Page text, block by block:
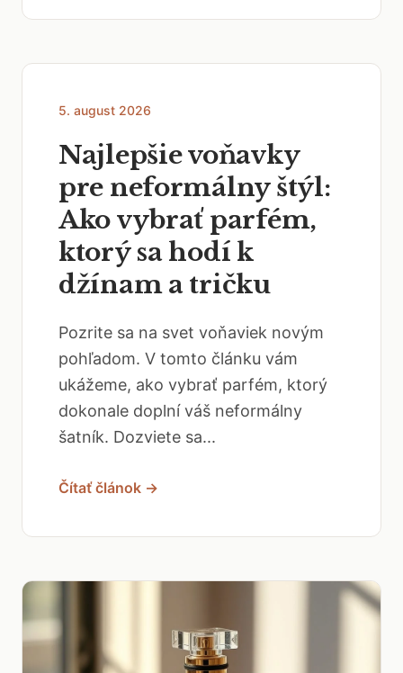
5. august 2026
Najlepšie voňavky
pre neformálny štýl:
Ako vybrať parfém,
ktorý sa hodí k
džínam a tričku
Pozrite sa na svet voňaviek novým
pohľadom. V tomto článku vám
ukážeme, ako vybrať parfém, ktorý
dokonale doplní váš neformálny
šatník. Dozviete sa...
Čítať článok →